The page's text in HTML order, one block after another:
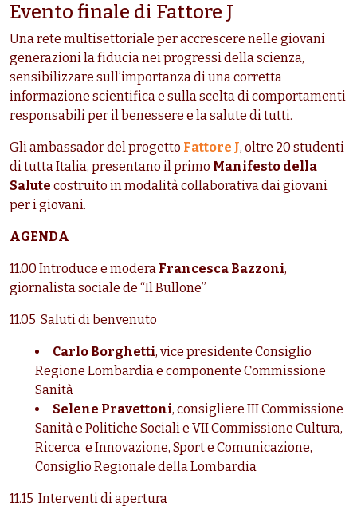
Evento finale di Fattore J
Una rete multisettoriale per accrescere nelle giovani
generazioni la fiducia nei progressi della scienza,
sensibilizzare sull’importanza di una corretta
informazione scientifica e sulla scelta di comportamenti
responsabili per il benessere e la salute di tutti.
Gli ambassador del progetto Fattore J, oltre 20 studenti
di tutta Italia, presentano il primo Manifesto della
Salute costruito in modalità collaborativa dai giovani
per i giovani.
AGENDA
11.00 Introduce e modera Francesca Bazzoni,
giornalista sociale de “Il Bullone”
11.05 Saluti di benvenuto
Carlo Borghetti, vice presidente Consiglio
Regione Lombardia e componente Commissione
Sanità
Selene Pravettoni, consigliere III Commissione
Sanità e Politiche Sociali e VII Commissione Cultura,
Ricerca e Innovazione, Sport e Comunicazione,
Consiglio Regionale della Lombardia
11.15 Interventi di apertura